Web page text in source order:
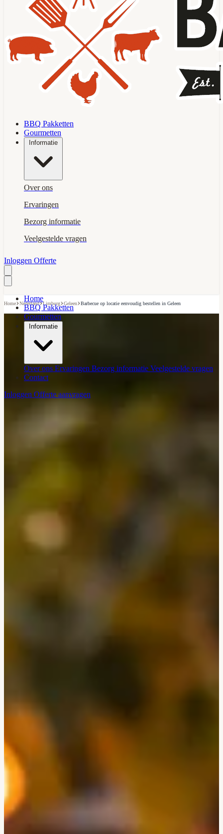
BBQ Pakketten
Gourmetten
Informatie
Over ons
Ervaringen
Bezorg informatie
Veelgestelde vragen
Inloggen Offerte
Home
BBQ Pakketten
Gourmetten
Informatie
Over ons Ervaringen Bezorg informatie Veelgestelde vragen
Contact
Inloggen Offerte aanvragen
Home›Nederland›Limburg›Geleen›Barbecue op locatie eenvoudig bestellen in Geleen